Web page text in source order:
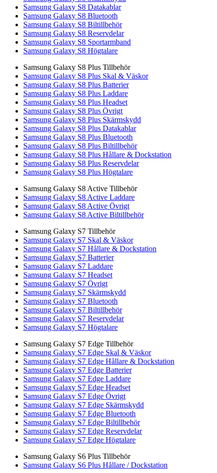
Samsung Galaxy S8 Datakablar
Samsung Galaxy S8 Bluetooth
Samsung Galaxy S8 Biltillbehör
Samsung Galaxy S8 Reservdelar
Samsung Galaxy S8 Sportarmband
Samsung Galaxy S8 Högtalare
Samsung Galaxy S8 Plus Tillbehör
Samsung Galaxy S8 Plus Skal & Väskor
Samsung Galaxy S8 Plus Batterier
Samsung Galaxy S8 Plus Laddare
Samsung Galaxy S8 Plus Headset
Samsung Galaxy S8 Plus Övrigt
Samsung Galaxy S8 Plus Skärmskydd
Samsung Galaxy S8 Plus Datakablar
Samsung Galaxy S8 Plus Bluetooth
Samsung Galaxy S8 Plus Biltillbehör
Samsung Galaxy S8 Plus Hållare & Dockstation
Samsung Galaxy S8 Plus Reservdelar
Samsung Galaxy S8 Plus Högtalare
Samsung Galaxy S8 Active Tillbehör
Samsung Galaxy S8 Active Laddare
Samsung Galaxy S8 Active Övrigt
Samsung Galaxy S8 Active Biltillbehör
Samsung Galaxy S7 Tillbehör
Samsung Galaxy S7 Skal & Väskor
Samsung Galaxy S7 Hållare & Dockstation
Samsung Galaxy S7 Batterier
Samsung Galaxy S7 Laddare
Samsung Galaxy S7 Headset
Samsung Galaxy S7 Övrigt
Samsung Galaxy S7 Skärmskydd
Samsung Galaxy S7 Bluetooth
Samsung Galaxy S7 Biltillbehör
Samsung Galaxy S7 Reservdelar
Samsung Galaxy S7 Högtalare
Samsung Galaxy S7 Edge Tillbehör
Samsung Galaxy S7 Edge Skal & Väskor
Samsung Galaxy S7 Edge Hållare & Dockstation
Samsung Galaxy S7 Edge Batterier
Samsung Galaxy S7 Edge Laddare
Samsung Galaxy S7 Edge Headset
Samsung Galaxy S7 Edge Övrigt
Samsung Galaxy S7 Edge Skärmskydd
Samsung Galaxy S7 Edge Bluetooth
Samsung Galaxy S7 Edge Biltillbehör
Samsung Galaxy S7 Edge Reservdelar
Samsung Galaxy S7 Edge Högtalare
Samsung Galaxy S6 Plus Tillbehör
Samsung Galaxy S6 Plus Hållare / Dockstation